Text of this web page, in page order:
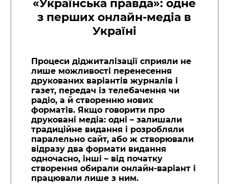
«Українська правда»: одне
з перших онлайн-медіа в
Україні
Процеси діджиталізації сприяли не
лише можливості перенесення
друкованих варіантів журналів і
газет, передач із телебачення чи
радіо, а й створенню нових
форматів. Якщо говорити про
друковані медіа: одні – залишали
традиційне видання і розробляли
паралельно сайт, або ж створювали
відразу два формати видання
одночасно, інші – від початку
створення обирали онлайн-варіант і
працювали лише з ним.